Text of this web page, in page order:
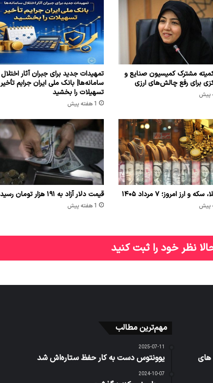
مشترک کمیسیون صنایع و
برای رفع چالش‌های ارزی
تمهیدات جدید برای جبران آثار اختلال
سامانه‌ها| بانک ملی ایران جرایم تأخیر
تسهیلات را بخشید
1 هفته پیش
و ارز امروز؛ ۷ مرداد ۱۴۰۵ قیمت دلار آزاد به ۱۹۱ هزار تومان رسید
1 هفته پیش
نظر خود را ثبت کنید
های
مهم‌ترین مطالب
2025-07-11
یوونتوس دست به کار حفظ ستاره‌اش شد
2024-10-07